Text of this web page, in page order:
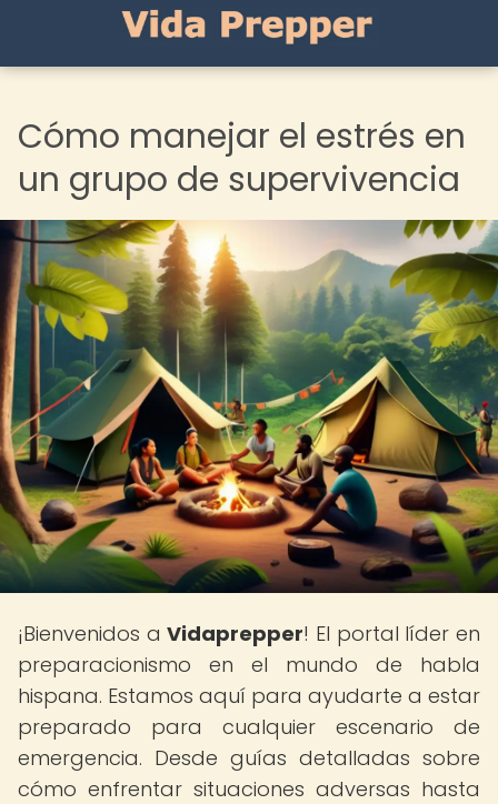
Cómo manejar el estrés en
un grupo de supervivencia
¡Bienvenidos aVidaprepper! El portal líder en
preparacionismo en el mundo de habla
hispana. Estamos aquí para ayudarte a estar
preparado para cualquier escenario de
emergencia. Desde guías detalladas sobre
cómo enfrentar situaciones adversas hasta